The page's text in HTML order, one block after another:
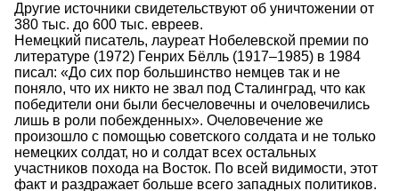
Другие источники свидетельствуют об уничтожении от
380 тыс. до 600 тыс. евреев.
Немецкий писатель, лауреат Нобелевской премии по
литературе (1972) Генрих Бёлль (1917–1985) в 1984
писал: «До сих пор большинство немцев так и не
поняло, что их никто не звал под Сталинград, что как
победители они были бесчеловечны и очеловечились
лишь в роли побежденных». Очеловечение же
произошло с помощью советского солдата и не только
немецких солдат, но и солдат всех остальных
участников похода на Восток. По всей видимости, этот
факт и раздражает больше всего западных политиков.